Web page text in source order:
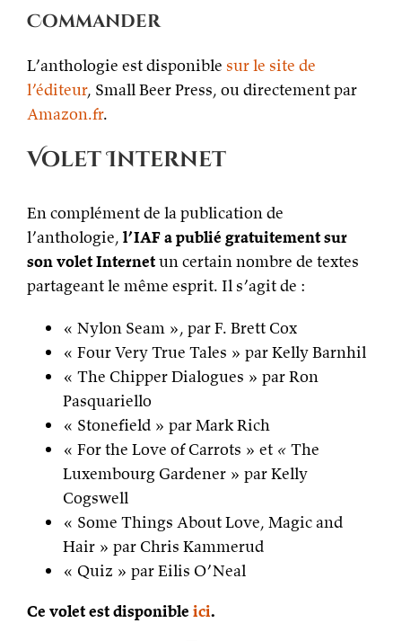
Commander
L’anthologie est disponible sur le site de
l’éditeur, Small Beer Press, ou directement par
Amazon.fr.
Volet Internet
En complément de la publication de
l’anthologie, l’IAF a publié gratuitement sur
son volet Internetun certain nombre de textes
partageant le même esprit. Il s’agit de :
« Nylon Seam », par F. Brett Cox
« Four Very True Tales » par Kelly Barnhil
« The Chipper Dialogues » par Ron
Pasquariello
« Stonefield » par Mark Rich
« For the Love of Carrots » et « The
Luxembourg Gardener » par Kelly
Cogswell
« Some Things About Love, Magic and
Hair » par Chris Kammerud
« Quiz » par Eilis O’Neal
Ce volet est disponible ici.